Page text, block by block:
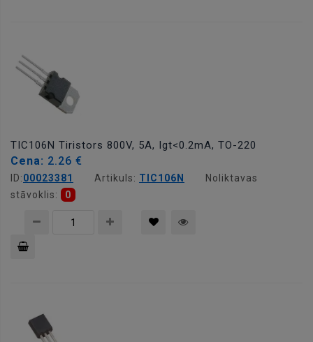
TIC106N Tiristors 800V, 5A, Igt<0.2mA, TO-220
Cena: 2.26 €
ID:00023381 Artikuls: TIC106N
Noliktavas
stāvoklis:
0